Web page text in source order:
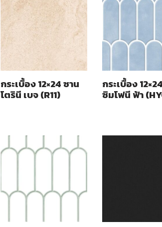
กระเบื้อง 12×24 ซาน
โตรินี เบจ (R11)
กระเบื้อง 12×24
ซิมโฟนี ฟ้า